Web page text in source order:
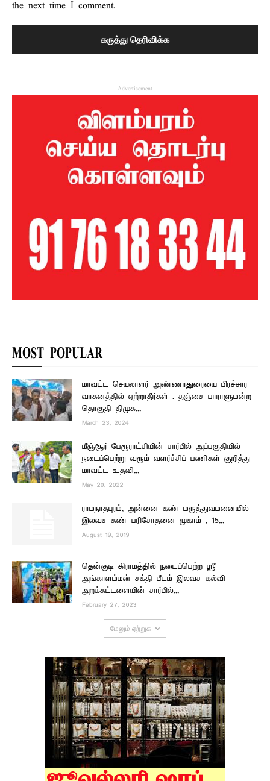
the next time I comment.
- Advertisement -
MOST POPULAR
மாவட்ட செயலாளர் அண்ணாதுரையை பிரச்சார
வாகனத்தில் ஏற்றாதீர்கள் : தஞ்சை பாராளுமன்ற
தொகுதி திமுக...
March 23, 2024
மீஞ்சூர் பேரூராட்சியின் சார்பில் அப்பகுதியில்
நடைப்பெற்று வரும் வளர்ச்சிப் பணிகள் குறித்து
மாவட்ட உதவி...
May 20, 2022
ராமநாதபுரம்; அன்னை கண் மருத்துவமனையில்
இலவச கண் பரிசோதனை முகாம் , 15...
August 19, 2019
தென்குடி கிராமத்தில் நடைப்பெற்ற ஸ்ரீ
அங்காளம்மன் சக்தி பீடம் இலவச கல்வி
அறக்கட்டளையின் சார்பில்...
February 27, 2023
மேலும் ஏற்றுக